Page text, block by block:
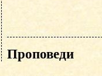
Проповеди